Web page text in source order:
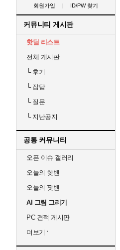
회원가입 ID/PW 찾기
커뮤니티 게시판
핫딜 리스트
전체 게시판
└후기
└잡담
└질문
└지난공지
공통 커뮤니티
오픈 이슈 갤러리
오늘의 핫벤
오늘의 팟벤
AI 그림 그리기
PC 견적 게시판
더보기